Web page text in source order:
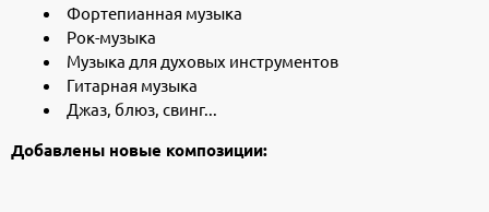
Фортепианная музыка
Рок-музыка
Музыка для духовых инструментов
Гитарная музыка
Джаз, блюз, свинг...
Добавлены новые композиции: